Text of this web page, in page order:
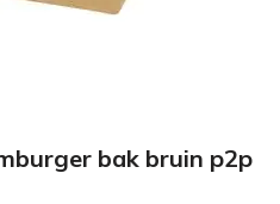
bak bruin p2p